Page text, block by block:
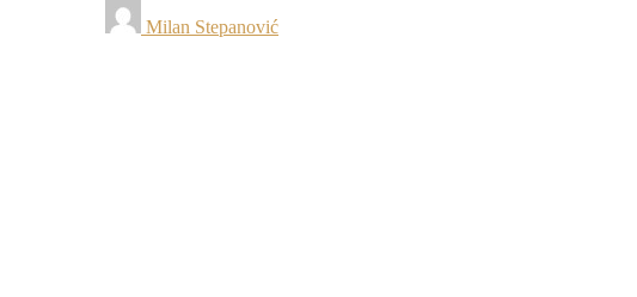
Milan Stepanović